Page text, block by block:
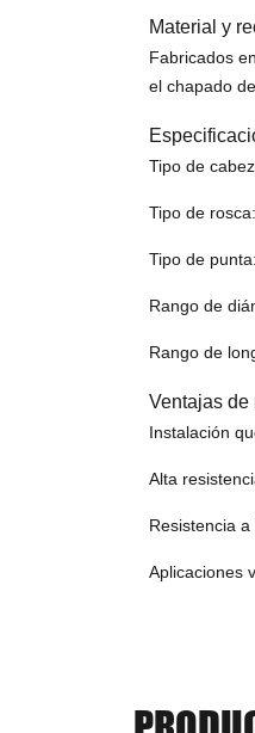
Material y
Fabricados
el chapado
Tipo de
Tipo de
Tipo de
Rango de
Rango de
Ventajas
Instalación
Alta
Resistencia
Aplicaciones